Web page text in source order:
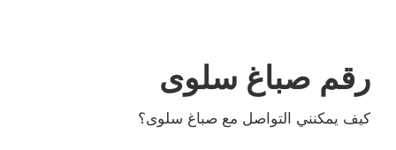
رقم صباغ سلوى
كيف يمكنني التواصل مع صباغ سلوى؟